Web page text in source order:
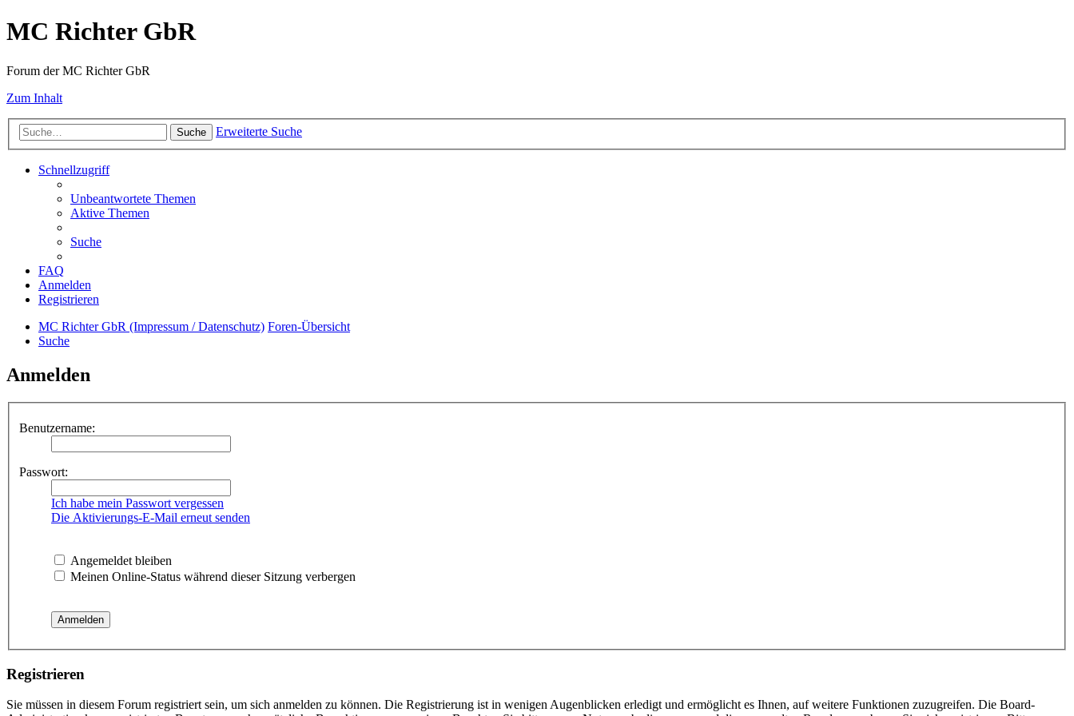
MC Richter GbR
Forum der MC Richter GbR
Zum Inhalt
Suche Erweiterte Suche
Schnellzugriff
Unbeantwortete Themen
Aktive Themen
Suche
FAQ
Anmelden
Registrieren
MC Richter GbR (Impressum / Datenschutz) Foren-Übersicht
Suche
Anmelden
Benutzername:
Passwort:
Ich habe mein Passwort vergessen
Die Aktivierungs-E-Mail erneut senden
Angemeldet bleiben
Meinen Online-Status während dieser Sitzung verbergen
Registrieren
Sie müssen in diesem Forum registriert sein, um sich anmelden zu können. Die Registrierung ist in wenigen Augenblicken erledigt und ermöglicht es Ihnen, auf weitere Funktionen zuzugreifen. Die Board-